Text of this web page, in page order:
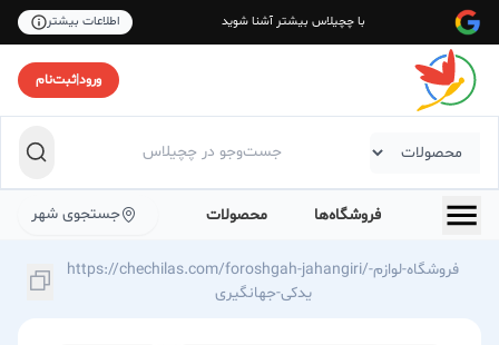
با چچیلاس بیشتر آشنا شوید اطلاعات بیشتر
ورود|ثبت‌نام
فروشگاه‌ها محصولات جستجوی شهر
https://chechilas.com/foroshgah-jahangiri/فروشگاه-لوازم-
یدکی-جهانگیری